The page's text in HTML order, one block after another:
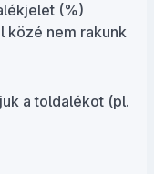
(%)
közé nem rakunk
a toldalékot (pl.